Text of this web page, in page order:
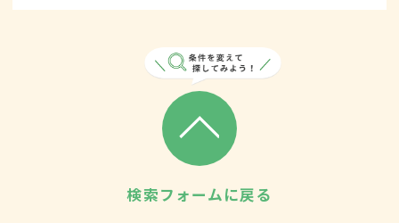
検索フォームに戻る